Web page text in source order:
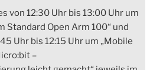
von 12:30 Uhr bis 13:00 Uhr um
Standard Open Arm 100“ und
Uhr bis 12:15 Uhr um „Mobile
–